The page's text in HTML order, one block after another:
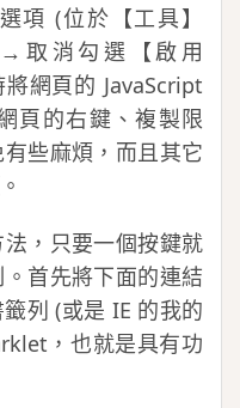
項 (位於【工具】
取消勾選【啟用
網頁的 JavaScript
頁的右鍵、複製限
些麻煩，而且其它
，只要一個按鍵就
首先將下面的連結
列 (或是 IE 的我的
，也就是具有功